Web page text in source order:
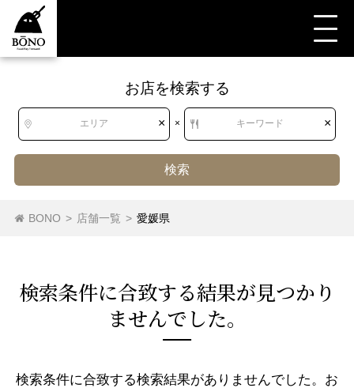
お店を検索する
エリア × × キーワード ×
検索
BONO > 店舗一覧 > 愛媛県
すべて 愛媛県
北海道 北海道
山形県 福島県
栃木県
すべて 洋食・西洋料理 ステーキ・ハンバーグ ステーキ
ステーキ ハンバーグ
検索条件に合致する結果が⾒つかり
ませんでした。
検索条件に合致する検索結果がありませんでした。 お